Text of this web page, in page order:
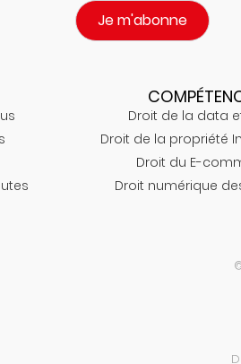
Je m'abonne
Droit de la data
Droit de la propriété
Droit du E-
Droit numérique